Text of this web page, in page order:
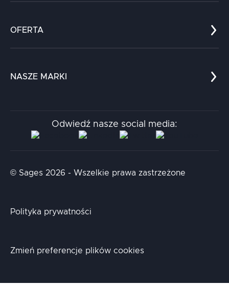
Kariera
Kontakt
OFERTA
Chatboty
NASZE MARKI
Aidapta
AI & NLP Day
Odwiedź nasze social media:
© Sages 2026 - Wszelkie prawa zastrzeżone
Polityka prywatności
Zmień preferencje plików cookies